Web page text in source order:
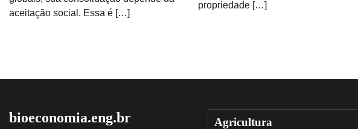
aceitação social. Essa é […]
propriedade […]
bioeconomia.eng.br Agricultura